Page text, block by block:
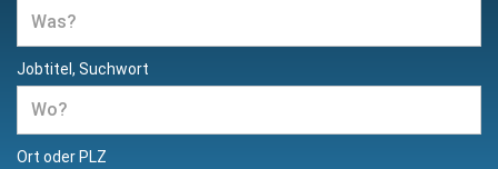
Jobtitel, Suchwort
Ort oder PLZ